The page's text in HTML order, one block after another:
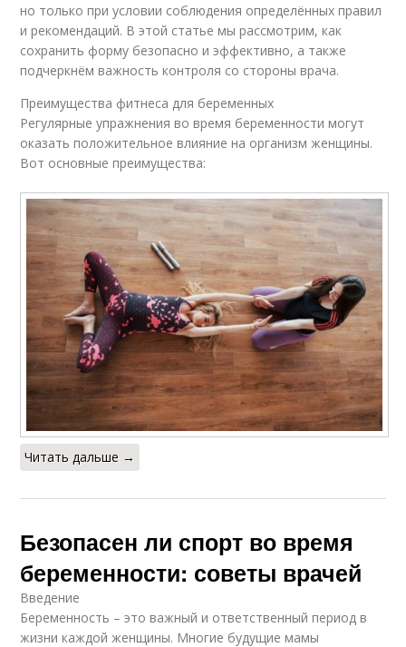
но только при условии соблюдения определённых правил
и рекомендаций. В этой статье мы рассмотрим, как
сохранить форму безопасно и эффективно, а также
подчеркнём важность контроля со стороны врача.
Преимущества фитнеса для беременных
Регулярные упражнения во время беременности могут
оказать положительное влияние на организм женщины.
Вот основные преимущества:
Читать дальше →
Безопасен ли спорт во время
беременности: советы врачей
Введение
Беременность – это важный и ответственный период в
жизни каждой женщины. Многие будущие мамы